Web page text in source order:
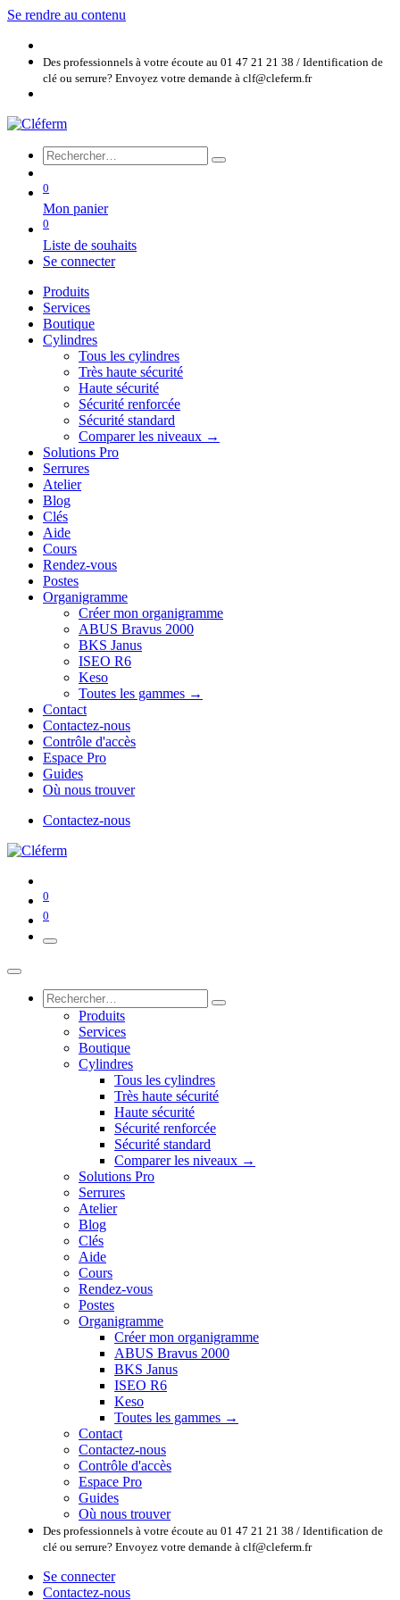
Se rendre au contenu
Des professionnels à votre écoute au 01 47 21 21 38 / Identification de
clé ou serrure? Envoyez votre demande à clf@cleferm.fr
0
Mon panier
0
Liste de souhaits
Se connecter
Produits
Services
Boutique
Cylindres
Tous les cylindres
Très haute sécurité
Haute sécurité
Sécurité renforcée
Sécurité standard
Comparer les niveaux →
Solutions Pro
Serrures
Atelier
Blog
Clés
Aide
Cours
Rendez-vous
Postes
Organigramme
Créer mon organigramme
ABUS Bravus 2000
BKS Janus
ISEO R6
Keso
Toutes les gammes →
Contact
Contactez-nous
Contrôle d'accès
Espace Pro
Guides
Où nous trouver
Contactez-nous
0
0
Produits
Services
Boutique
Cylindres
Tous les cylindres
Très haute sécurité
Haute sécurité
Sécurité renforcée
Sécurité standard
Comparer les niveaux →
Solutions Pro
Serrures
Atelier
Blog
Clés
Aide
Cours
Rendez-vous
Postes
Organigramme
Créer mon organigramme
ABUS Bravus 2000
BKS Janus
ISEO R6
Keso
Toutes les gammes →
Contact
Contactez-nous
Contrôle d'accès
Espace Pro
Guides
Où nous trouver
Des professionnels à votre écoute au 01 47 21 21 38 / Identification de
clé ou serrure? Envoyez votre demande à clf@cleferm.fr
Se connecter
Contactez-nous